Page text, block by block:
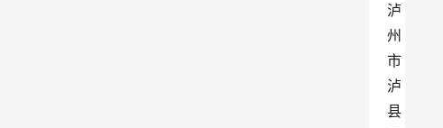
泸
州
市
泸
县